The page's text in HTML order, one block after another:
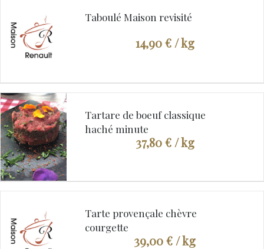
Taboulé Maison revisité
14,90 €/ kg
Tartare de boeuf classique
haché minute
37,80 €/ kg
Tarte provençale chèvre
courgette
39,00 € / kg